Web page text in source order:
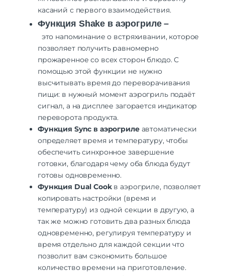
касаний с первого взаимодействия.
Функция Shake в аэрогриле –
это напоминание о встряхивании, которое
позволяет получить равномерно
прожаренное со всех сторон блюдо. С
помощью этой функции не нужно
высчитывать время до переворачивания
пищи: в нужный момент аэрогриль подаёт
сигнал, а на дисплее загорается индикатор
переворота продукта.
Функция Sync в аэрогрилеавтоматически
определяет время и температуру, чтобы
обеспечить синхронное завершение
готовки, благодаря чему оба блюда будут
готовы одновременно.
Функция Dual Cookв аэрогриле, позволяет
копировать настройки (время и
температуру) из одной секции в другую, а
так же можно готовить два разных блюда
одновременно, регулируя температуру и
время отдельно для каждой секции что
позволит вам сэкономить большое
количество времени на приготовление.